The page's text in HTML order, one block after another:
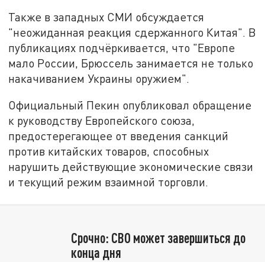
Также в западных СМИ обсуждается
"неожиданная реакция сдержанного Китая". В
публикациях подчёркивается, что "Европе
мало России, Брюссель занимается не только
накачиванием Украины оружием".
Официальный Пекин опубликовал обращение
к руководству Европейского союза,
предостерегающее от введения санкций
против китайских товаров, способных
нарушить действующие экономические связи
и текущий режим взаимной торговли.
Срочно: СВО может завершиться до
конца дня